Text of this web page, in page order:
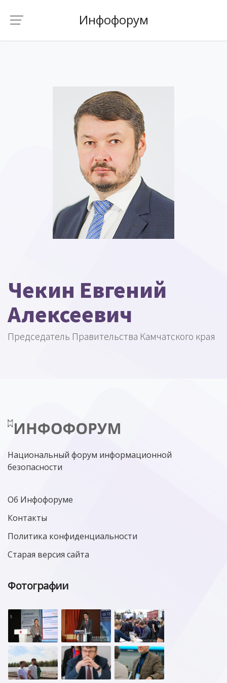
Инфофорум
Чекин Евгений
Алексеевич
Председатель Правительства Камчатского края
Национальный форум информационной
безопасности
Об Инфофоруме
Контакты
Политика конфиденциальности
Старая версия сайта
Фотографии